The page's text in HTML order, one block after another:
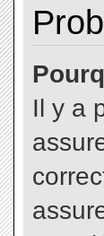
Il y a